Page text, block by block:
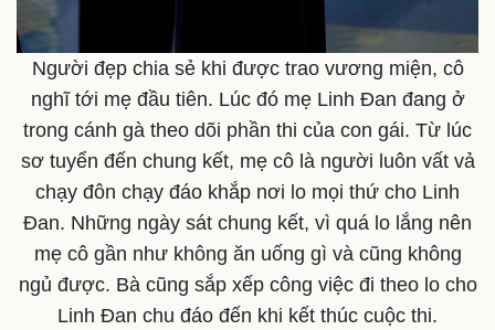
Người đẹp chia sẻ khi được trao vương miện, cô
nghĩ tới mẹ đầu tiên. Lúc đó mẹ Linh Đan đang ở
trong cánh gà theo dõi phần thi của con gái. Từ lúc
sơ tuyển đến chung kết, mẹ cô là người luôn vất vả
chạy đôn chạy đáo khắp nơi lo mọi thứ cho Linh
Đan. Những ngày sát chung kết, vì quá lo lắng nên
mẹ cô gần như không ăn uống gì và cũng không
ngủ được. Bà cũng sắp xếp công việc đi theo lo cho
Linh Đan chu đáo đến khi kết thúc cuộc thi.